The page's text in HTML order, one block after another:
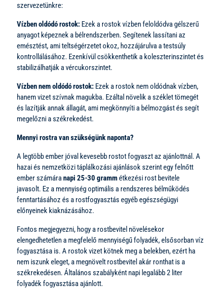
szervezetünkre:
Vízben oldódó rostok: Ezek a rostok vízben feloldódva gélszerű
anyagot képeznek a bélrendszerben. Segítenek lassítani az
emésztést, ami teltségérzetet okoz, hozzájárulva a testsúly
kontrollálásához. Ezenkívül csökkenthetik a koleszterinszintet és
stabilizálhatják a vércukorszintet.
Vízben nem oldódó rostok: Ezek a rostok nem oldódnak vízben,
hanem vizet szívnak magukba. Ezáltal növelik a széklet tömegét
és lazítják annak állagát, ami megkönnyíti a bélmozgást és segít
megelőzni a székrekedést.
Mennyi rostra van szükségünk naponta?
A legtöbb ember jóval kevesebb rostot fogyaszt az ajánlottnál. A
hazai és nemzetközi táplálkozási ajánlások szerint egy felnőtt
ember számáranapi 25-30 grammétkezési rost bevitele
javasolt. Ez a mennyiség optimális a rendszeres bélműködés
fenntartásához és a rostfogyasztás egyéb egészségügyi
előnyeinek kiaknázásához.
Fontos megjegyezni, hogy a rostbevitel növelésekor
elengedhetetlen a megfelelő mennyiségű folyadék, elsősorban víz
fogyasztása is. A rostok vizet kötnek meg a belekben, ezért ha
nem iszunk eleget, a megnövelt rostbevitel akár ronthat is a
székrekedésen. Általános szabályként napi legalább 2 liter
folyadék fogyasztása ajánlott.